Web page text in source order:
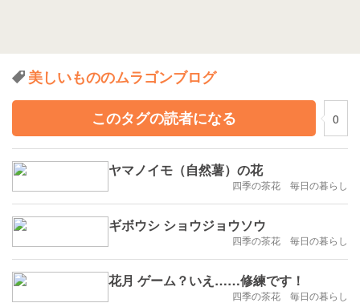
美しいもののムラゴンブログ
このタグの読者になる
0
ヤマノイモ（自然薯）の花
四季の茶花 毎日の暮らし
ギボウシ ショウジョウソウ
四季の茶花 毎日の暮らし
花月 ゲーム？いえ……修練です！
四季の茶花 毎日の暮らし